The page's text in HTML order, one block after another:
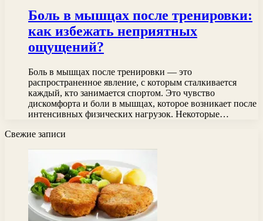
Боль в мышцах после тренировки:
как избежать неприятных
ощущений?
Боль в мышцах после тренировки — это
распространенное явление, с которым сталкивается
каждый, кто занимается спортом. Это чувство
дискомфорта и боли в мышцах, которое возникает после
интенсивных физических нагрузок. Некоторые…
Свежие записи